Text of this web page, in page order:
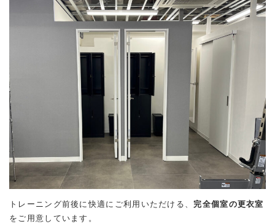
トレーニング前後に快適にご利用いただける、完全個室の更衣室
をご用意しています。